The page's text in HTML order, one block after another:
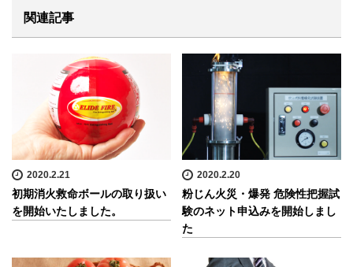
関連記事
2020.2.21
初期消火救命ボールの取り扱い
を開始いたしました。
2020.2.20
粉じん火災・爆発 危険性把握試
験のネット申込みを開始しまし
た